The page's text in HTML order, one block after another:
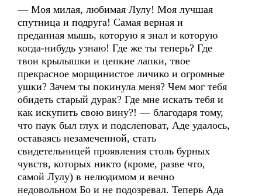
— Моя милая, любимая Лулу! Моя лучшая
спутница и подруга! Самая верная и
преданная мышь, которую я знал и которую
когда-нибудь узнаю! Где же ты теперь? Где
твои крылышки и цепкие лапки, твое
прекрасное морщинистое личико и огромные
ушки? Зачем ты покинула меня? Чем мог тебя
обидеть старый дурак? Где мне искать тебя и
как искупить свою вину?! — благодаря тому,
что паук был глух и подслеповат, Аде удалось,
оставаясь незамеченной, стать
свидетельницей проявления столь бурных
чувств, которых никто (кроме, разве что,
самой Лулу) в нелюдимом и вечно
недовольном Бо и не подозревал. Теперь Ада